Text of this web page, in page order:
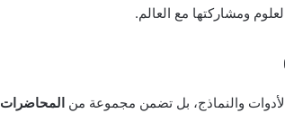
ومشاركتها مع العالم.
والنماذج، بل تضمن مجموعة من